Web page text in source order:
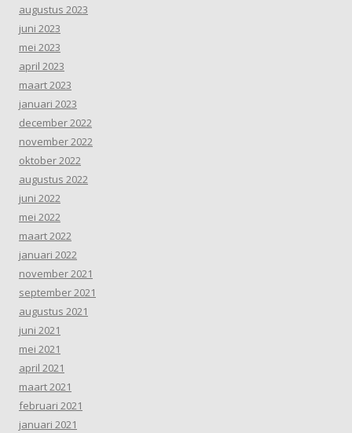
augustus 2023
juni 2023
mei 2023
april 2023
maart 2023
januari 2023
december 2022
november 2022
oktober 2022
augustus 2022
juni 2022
mei 2022
maart 2022
januari 2022
november 2021
september 2021
augustus 2021
juni 2021
mei 2021
april 2021
maart 2021
februari 2021
januari 2021